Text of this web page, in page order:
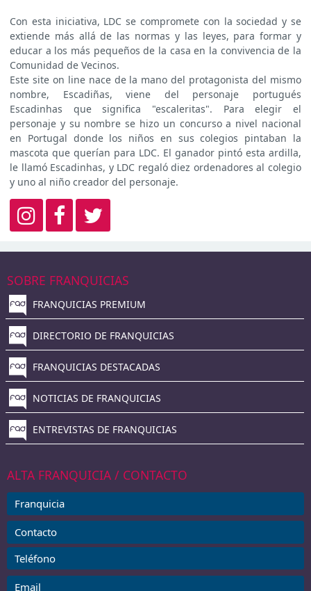
Con esta iniciativa, LDC se compromete con la sociedad y se
extiende más allá de las normas y las leyes, para formar y
educar a los más pequeños de la casa en la convivencia de la
Comunidad de Vecinos.
Este site on line nace de la mano del protagonista del mismo
nombre, Escadiñas, viene del personaje portugués
Escadinhas que significa "escaleritas". Para elegir el
personaje y su nombre se hizo un concurso a nivel nacional
en Portugal donde los niños en sus colegios pintaban la
mascota que querían para LDC. El ganador pintó esta ardilla,
le llamó Escadinhas, y LDC regaló diez ordenadores al colegio
y uno al niño creador del personaje.
SOBRE FRANQUICIAS
FRANQUICIAS PREMIUM
DIRECTORIO DE FRANQUICIAS
FRANQUICIAS DESTACADAS
NOTICIAS DE FRANQUICIAS
ENTREVISTAS DE FRANQUICIAS
ALTA FRANQUICIA / CONTACTO